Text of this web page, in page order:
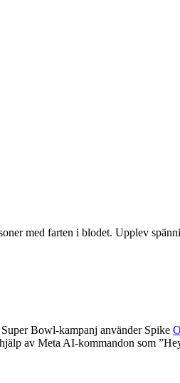
med farten i blodet. Upplev
Bowl-kampanj använder Spike
av Meta AI-kommandon som